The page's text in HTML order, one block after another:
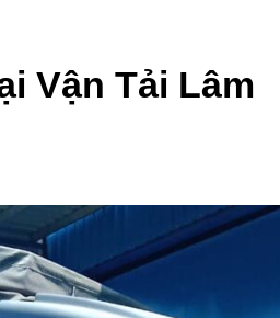
Vận Tải Lâm